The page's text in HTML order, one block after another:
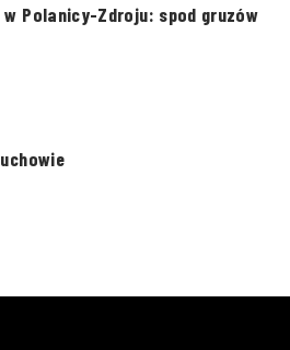
Polanicy-Zdroju: spod gruzów